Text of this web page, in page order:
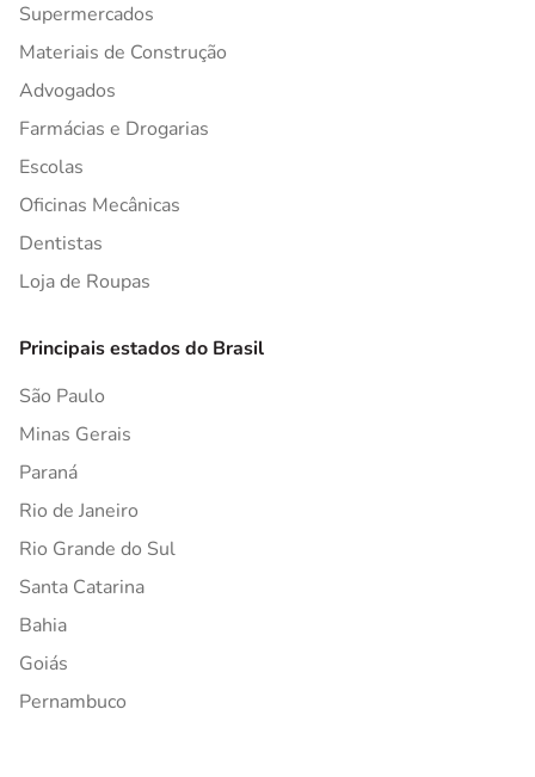
Supermercados
Materiais de Construção
Advogados
Farmácias e Drogarias
Escolas
Oficinas Mecânicas
Dentistas
Loja de Roupas
Principais estados do Brasil
São Paulo
Minas Gerais
Paraná
Rio de Janeiro
Rio Grande do Sul
Santa Catarina
Bahia
Goiás
Pernambuco